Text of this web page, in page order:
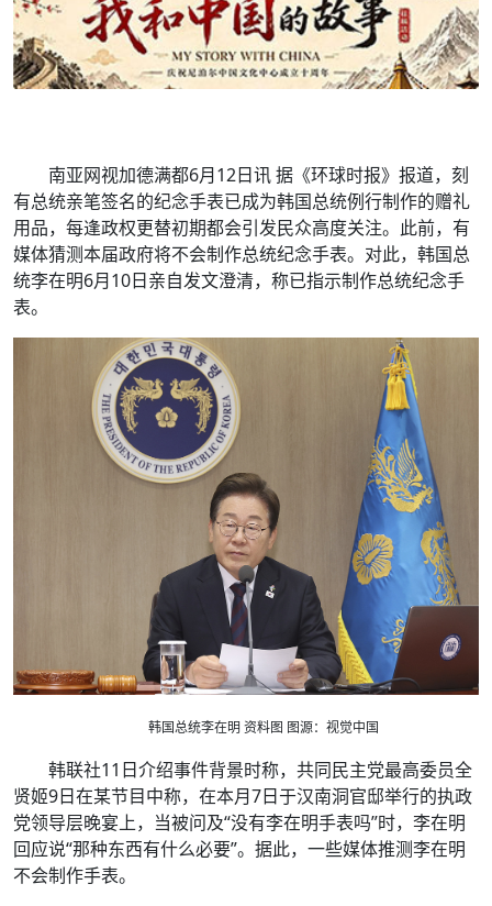
南亚网视加德满都6月12日讯 据《环球时报》报道，刻
有总统亲笔签名的纪念手表已成为韩国总统例行制作的赠礼
用品，每逢政权更替初期都会引发民众高度关注。此前，有
媒体猜测本届政府将不会制作总统纪念手表。对此，韩国总
统李在明6月10日亲自发文澄清，称已指示制作总统纪念手
表。
韩国总统李在明 资料图 图源：视觉中国
韩联社11日介绍事件背景时称，共同民主党最高委员全
贤姬9日在某节目中称，在本月7日于汉南洞官邸举行的执政
党领导层晚宴上，当被问及“没有李在明手表吗”时，李在明
回应说“那种东西有什么必要”。据此，一些媒体推测李在明
不会制作手表。